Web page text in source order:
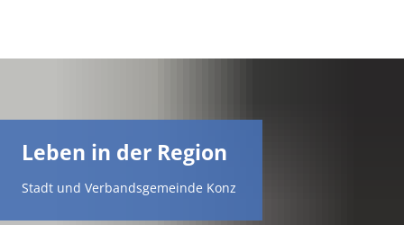
Leben in der Region
Stadt und Verbandsgemeinde Konz